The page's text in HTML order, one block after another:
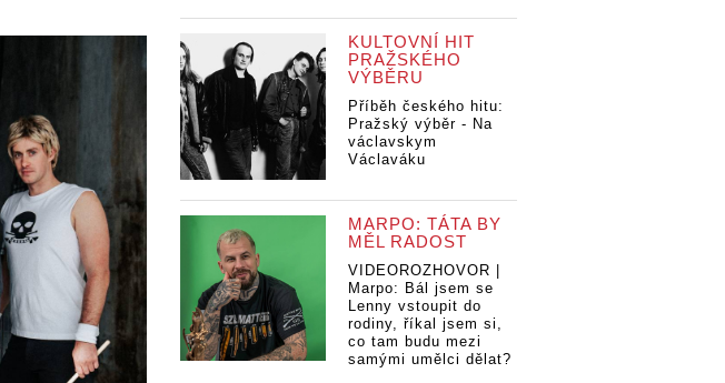
KULTOVNÍ HIT
PRAŽSKÉHO
VÝBĚRU
Příběh českého hitu:
Pražský výběr - Na
václavskym
Václaváku
MARPO: TÁTA BY
MĚL RADOST
VIDEOROZHOVOR |
Marpo: Bál jsem se
Lenny vstoupit do
rodiny, říkal jsem si,
co tam budu mezi
samými umělci dělat?